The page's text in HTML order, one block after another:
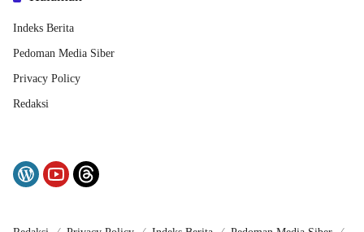
Indeks Berita
Pedoman Media Siber
Privacy Policy
Redaksi